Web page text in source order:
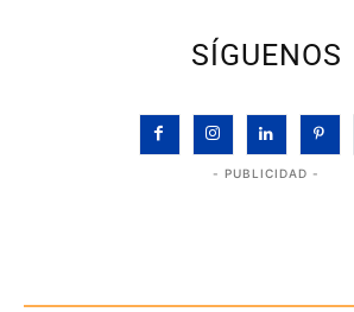
SÍGUENOS
- PUBLICIDAD -